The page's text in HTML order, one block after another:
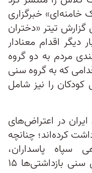
خبرگزاری
گزارش تیتر «دختران
دیگر اقدام معنادار
مردم به دو گروه
که به گروه سنی
را نیز شامل
در اعتراض‌های
کرده‌اند؛ چنانچه
سپاه پاسداران،
به‌صراحت اذعان کرد که میانگین سنی بازداشتی‌ها ۱۵